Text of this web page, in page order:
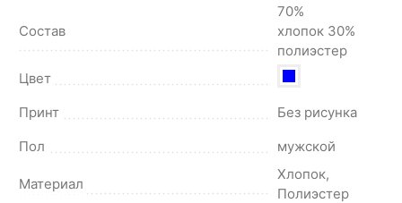
Состав
70%
хлопок 30%
полиэстер
Цвет
Принт
Без рисунка
Пол
мужской
Материал
Хлопок,
Полиэстер